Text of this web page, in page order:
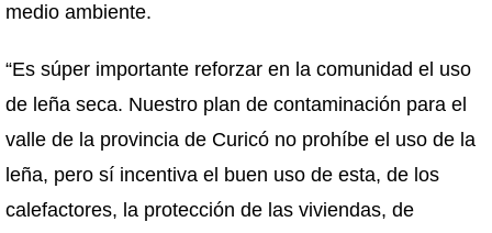
medio ambiente.
“Es súper importante reforzar en la comunidad el uso
de leña seca. Nuestro plan de contaminación para el
valle de la provincia de Curicó no prohíbe el uso de la
leña, pero sí incentiva el buen uso de esta, de los
calefactores, la protección de las viviendas, de